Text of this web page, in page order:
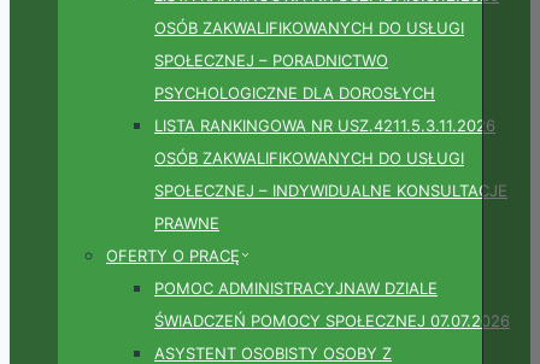
OSÓB ZAKWALIFIKOWANYCH DO USŁUGI
SPOŁECZNEJ – PORADNICTWO
PSYCHOLOGICZNE DLA DOROSŁYCH
LISTA RANKINGOWA NR USZ.4211.5.3.11.2026
OSÓB ZAKWALIFIKOWANYCH DO USŁUGI
SPOŁECZNEJ – INDYWIDUALNE KONSULTACJE
PRAWNE
OFERTY O PRACĘ
POMOC ADMINISTRACYJNAW DZIALE
ŚWIADCZEŃ POMOCY SPOŁECZNEJ 07.07.2026
ASYSTENT OSOBISTY OSOBY Z